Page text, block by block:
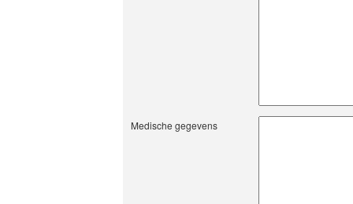
Medische gegevens